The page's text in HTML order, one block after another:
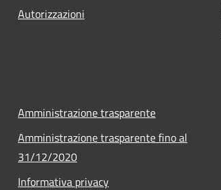
Autorizzazioni
Amministrazione trasparente
Amministrazione trasparente fino al
31/12/2020
Informativa privacy